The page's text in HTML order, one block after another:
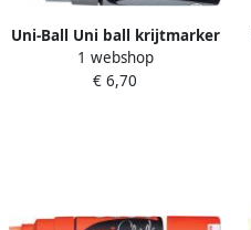
Uni-Ball Uni ball krijtmarker
zilver beitelvormige punt 8
mm
1 webshop
€ 6,70